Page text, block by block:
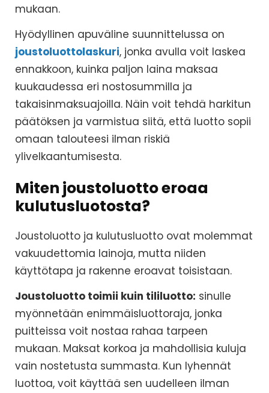
mukaan.
Hyödyllinen apuväline suunnittelussa on
joustoluottolaskuri, jonka avulla voit laskea
ennakkoon, kuinka paljon laina maksaa
kuukaudessa eri nostosummilla ja
takaisinmaksuajoilla. Näin voit tehdä harkitun
päätöksen ja varmistua siitä, että luotto sopii
omaan talouteesi ilman riskiä
ylivelkaantumisesta.
Miten joustoluotto eroaa
kulutusluotosta?
Joustoluotto ja kulutusluotto ovat molemmat
vakuudettomia lainoja, mutta niiden
käyttötapa ja rakenne eroavat toisistaan.
Joustoluotto toimii kuin tililuotto: sinulle
myönnetään enimmäisluottoraja, jonka
puitteissa voit nostaa rahaa tarpeen
mukaan. Maksat korkoa ja mahdollisia kuluja
vain nostetusta summasta. Kun lyhennät
luottoa, voit käyttää sen uudelleen ilman